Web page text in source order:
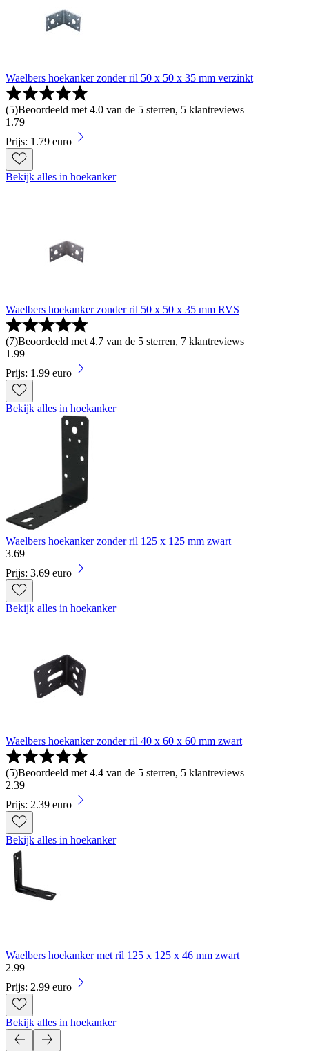
Waelbers hoekanker zonder ril 50 x 50 x 35 mm verzinkt
(5)Beoordeeld met 4.0 van de 5 sterren, 5 klantreviews
1 .79
Prijs: 1.79 euro
Bekijk alles in hoekanker
Waelbers hoekanker zonder ril 50 x 50 x 35 mm RVS
(7)Beoordeeld met 4.7 van de 5 sterren, 7 klantreviews
1 .99
Prijs: 1.99 euro
Bekijk alles in hoekanker
Waelbers hoekanker zonder ril 125 x 125 mm zwart
3.69
Prijs: 3.69 euro
Bekijk alles in hoekanker
Waelbers hoekanker zonder ril 40 x 60 x 60 mm zwart
(5)Beoordeeld met 4.4 van de 5 sterren, 5 klantreviews
2.39
Prijs: 2.39 euro
Bekijk alles in hoekanker
Waelbers hoekanker met ril 125 x 125 x 46 mm zwart
2.99
Prijs: 2.99 euro
Bekijk alles in hoekanker